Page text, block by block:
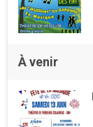
À venir